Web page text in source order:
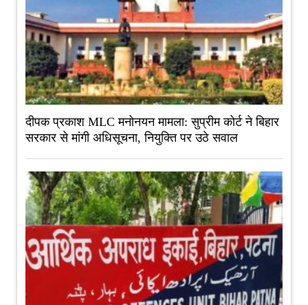
दीपक प्रकाश MLC मनोनयन मामला: सुप्रीम कोर्ट ने बिहार
सरकार से मांगी अधिसूचना, नियुक्ति पर उठे सवाल